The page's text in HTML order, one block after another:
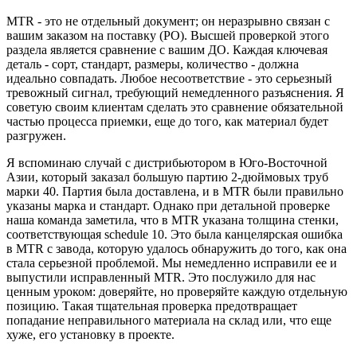
MTR - это не отдельный документ; он неразрывно связан с
вашим заказом на поставку (PO). Высшей проверкой этого
раздела является сравнение с вашим ДО. Каждая ключевая
деталь - сорт, стандарт, размеры, количество - должна
идеально совпадать. Любое несоответствие - это серьезный
тревожный сигнал, требующий немедленного разъяснения. Я
советую своим клиентам сделать это сравнение обязательной
частью процесса приемки, еще до того, как материал будет
разгружен.
Я вспоминаю случай с дистрибьютором в Юго-Восточной
Азии, который заказал большую партию 2-дюймовых труб
марки 40. Партия была доставлена, и в MTR были правильно
указаны марка и стандарт. Однако при детальной проверке
наша команда заметила, что в MTR указана толщина стенки,
соответствующая schedule 10. Это была канцелярская ошибка
в MTR с завода, которую удалось обнаружить до того, как она
стала серьезной проблемой. Мы немедленно исправили ее и
выпустили исправленный MTR. Это послужило для нас
ценным уроком: доверяйте, но проверяйте каждую отдельную
позицию. Такая тщательная проверка предотвращает
попадание неправильного материала на склад или, что еще
хуже, его установку в проекте.